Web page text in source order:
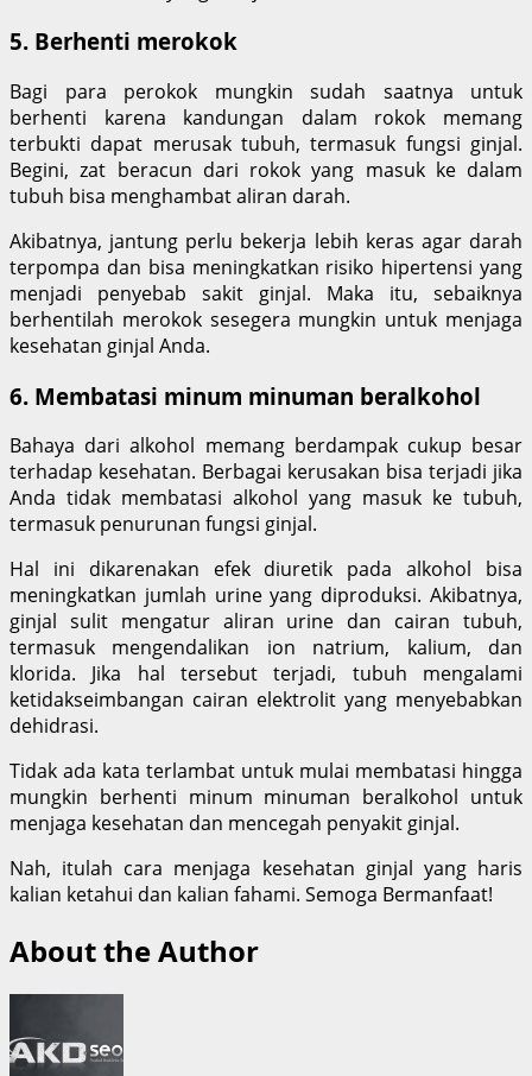
5. Berhenti merokok
Bagi para perokok mungkin sudah saatnya untuk
berhenti karena kandungan dalam rokok memang
terbukti dapat merusak tubuh, termasuk fungsi ginjal.
Begini, zat beracun dari rokok yang masuk ke dalam
tubuh bisa menghambat aliran darah.
Akibatnya, jantung perlu bekerja lebih keras agar darah
terpompa dan bisa meningkatkan risiko hipertensi yang
menjadi penyebab sakit ginjal. Maka itu, sebaiknya
berhentilah merokok sesegera mungkin untuk menjaga
kesehatan ginjal Anda.
6. Membatasi minum minuman beralkohol
Bahaya dari alkohol memang berdampak cukup besar
terhadap kesehatan. Berbagai kerusakan bisa terjadi jika
Anda tidak membatasi alkohol yang masuk ke tubuh,
termasuk penurunan fungsi ginjal.
Hal ini dikarenakan efek diuretik pada alkohol bisa
meningkatkan jumlah urine yang diproduksi. Akibatnya,
ginjal sulit mengatur aliran urine dan cairan tubuh,
termasuk mengendalikan ion natrium, kalium, dan
klorida. Jika hal tersebut terjadi, tubuh mengalami
ketidakseimbangan cairan elektrolit yang menyebabkan
dehidrasi.
Tidak ada kata terlambat untuk mulai membatasi hingga
mungkin berhenti minum minuman beralkohol untuk
menjaga kesehatan dan mencegah penyakit ginjal.
Nah, itulah cara menjaga kesehatan ginjal yang haris
kalian ketahui dan kalian fahami. Semoga Bermanfaat!
About the Author